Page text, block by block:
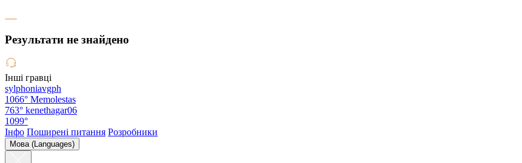
Результати не знайдено
Інші гравці
sylphoniavgph
1066° Memolestas
763° kenethagar06
1099°
Інфо Поширені питання Розробники
Мова (Languages)